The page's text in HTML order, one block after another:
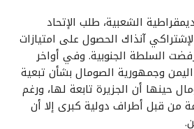
الشعبية، طلب الإتحاد
آنذاك الحصول على امتيازات
السلطة الجنوبية. وفي أواخر
اليمن وجمهورية الصومال بشأن تبعية
حينها أن الجزيرة تابعة لها، ورغم
من قبل أطراف دولية كبرى إلا أن